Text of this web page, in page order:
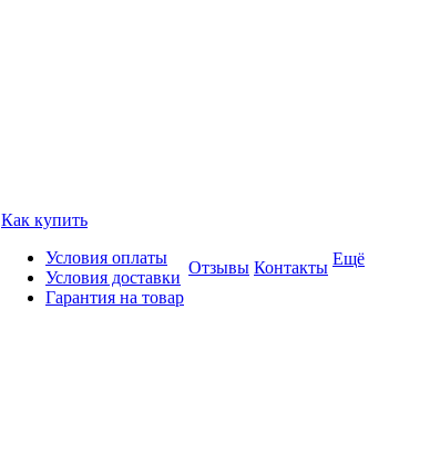
Как купить
Условия оплаты
Условия доставки
Гарантия на товар
Отзывы Контакты Ещё